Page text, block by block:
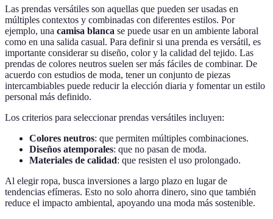
Las prendas versátiles son aquellas que pueden ser usadas en
múltiples contextos y combinadas con diferentes estilos. Por
ejemplo, una camisa blanca se puede usar en un ambiente laboral
como en una salida casual. Para definir si una prenda es versátil, es
importante considerar su diseño, color y la calidad del tejido. Las
prendas de colores neutros suelen ser más fáciles de combinar. De
acuerdo con estudios de moda, tener un conjunto de piezas
intercambiables puede reducir la elección diaria y fomentar un estilo
personal más definido.
Los criterios para seleccionar prendas versátiles incluyen:
Colores neutros: que permiten múltiples combinaciones.
Diseños atemporales: que no pasan de moda.
Materiales de calidad: que resisten el uso prolongado.
Al elegir ropa, busca inversiones a largo plazo en lugar de
tendencias efímeras. Esto no solo ahorra dinero, sino que también
reduce el impacto ambiental, apoyando una moda más sostenible.